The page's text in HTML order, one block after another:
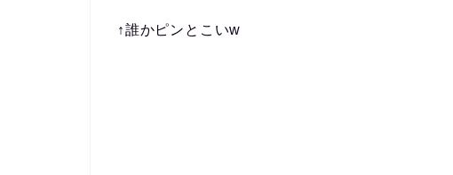
↑誰かピンとこいw